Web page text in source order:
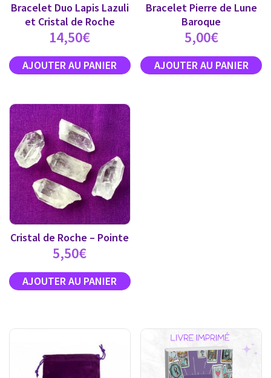
Bracelet Duo Lapis Lazuli
et Cristal de Roche
14,50€
Bracelet Pierre de Lune
Baroque
5,00€
Cristal de Roche – Pointe
5,50€